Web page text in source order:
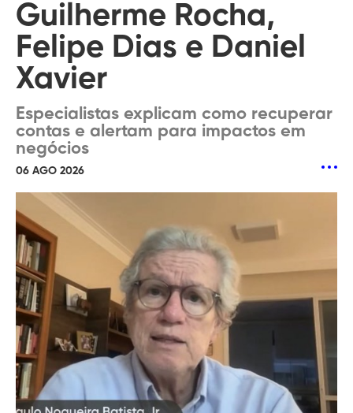
Guilherme Rocha,
Felipe Dias e Daniel
Xavier
Especialistas explicam como recuperar
contas e alertam para impactos em
negócios
06 AGO 2026